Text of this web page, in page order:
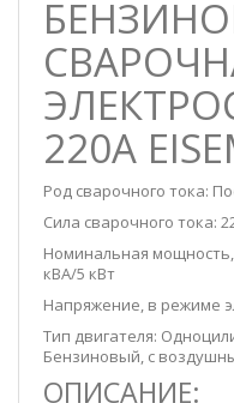
220А
Род сварочного тока:
Сила сварочного тока:
Номинальная
кВА/5 кВт
Напряжение, в режиме
Тип двигателя:
Бензиновый, с
ОПИСАНИЕ: